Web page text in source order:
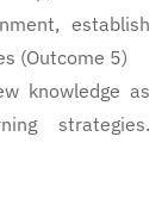
establish
(Outcome 5)
knowledge as
strategies.